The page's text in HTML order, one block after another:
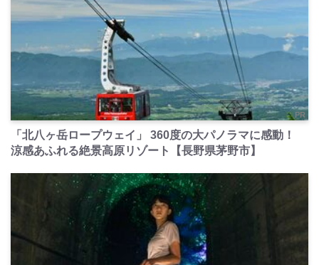
PR
「北八ヶ岳ロープウェイ」 360度の大パノラマに感動！
涼感あふれる絶景高原リゾート【長野県茅野市】